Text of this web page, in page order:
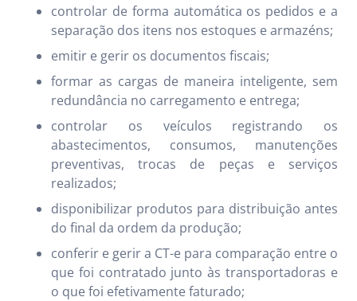
controlar de forma automática os pedidos e a
separação dos itens nos estoques e armazéns;
emitir e gerir os documentos fiscais;
formar as cargas de maneira inteligente, sem
redundância no carregamento e entrega;
controlar os veículos registrando os
abastecimentos, consumos, manutenções
preventivas, trocas de peças e serviços
realizados;
disponibilizar produtos para distribuição antes
do final da ordem da produção;
conferir e gerir a CT-e para comparação entre o
que foi contratado junto às transportadoras e
o que foi efetivamente faturado;